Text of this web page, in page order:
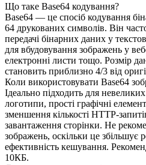
Що таке Base64 кодування?
Base64 — це спосіб кодування
64 друкованих символів. Він
передачі бінарних даних у
для вбудовування зображень у
електронні листи тощо. Розмір
становить приблизно 4/3 від
Коли використовувати Base64
Ідеально підходить для
логотипи, прості графічні
зменшення кількості HTTP-
завантаження сторінки. Не
зображень, оскільки це збільшує
ефективність кешування.
10КБ.